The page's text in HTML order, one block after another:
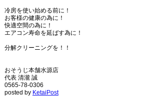
冷房を使い始める前に！
お客様の健康の為に！
快適空間の為に！
エアコン寿命を延ばす為に！
分解クリーニングを！！
おそうじ本舗水源店
代表 清瀧 誠
0565-78-0306
posted by KetaiPost